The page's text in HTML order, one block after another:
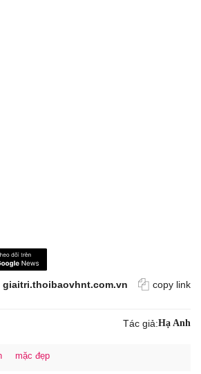
giaitri.thoibaovhnt.com.vn copy link
Tác giả:Hạ Anh
mặc đẹp